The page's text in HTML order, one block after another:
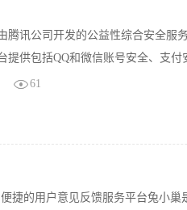
腾讯公司开发的公益性综合安全服
提供包括QQ和微信账号安全、支
61
捷的用户意见反馈服务平台兔小